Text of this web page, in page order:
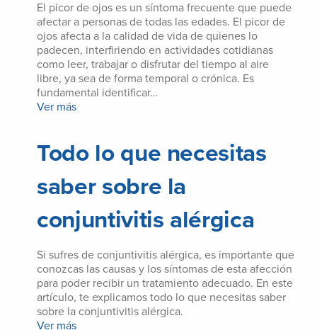
El picor de ojos es un síntoma frecuente que puede
afectar a personas de todas las edades. El picor de
ojos afecta a la calidad de vida de quienes lo
padecen, interfiriendo en actividades cotidianas
como leer, trabajar o disfrutar del tiempo al aire
libre, ya sea de forma temporal o crónica. Es
fundamental identificar…
Ver más
Todo lo que necesitas
saber sobre la
conjuntivitis alérgica
Si sufres de conjuntivitis alérgica, es importante que
conozcas las causas y los síntomas de esta afección
para poder recibir un tratamiento adecuado. En este
artículo, te explicamos todo lo que necesitas saber
sobre la conjuntivitis alérgica.
Ver más